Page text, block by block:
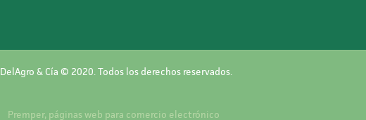
DelAgro & Cía © 2020. Todos los derechos reservados.
Premper, páginas web para comercio electrónico